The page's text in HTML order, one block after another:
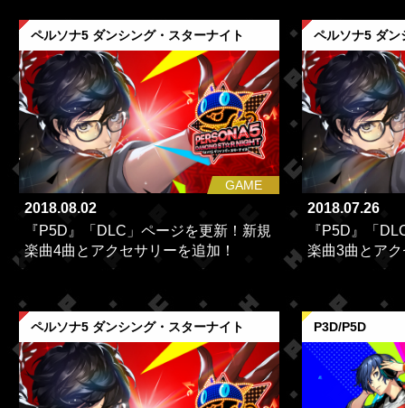
ペルソナ5 ダンシング・スターナイト
GAME
2018.08.02
『P5D』「DLC」ページを更新！新規
楽曲4曲とアクセサリーを追加！
ペルソナ5 ダン
2018.07.26
『P5D』「
楽曲3曲とア
ペルソナ5 ダンシング・スターナイト P3D/P5D